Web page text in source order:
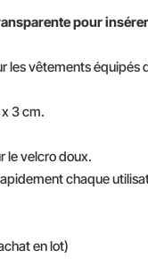
pour
les vêtements équipés
3 cm.
le velcro doux.
chaque
en lot)